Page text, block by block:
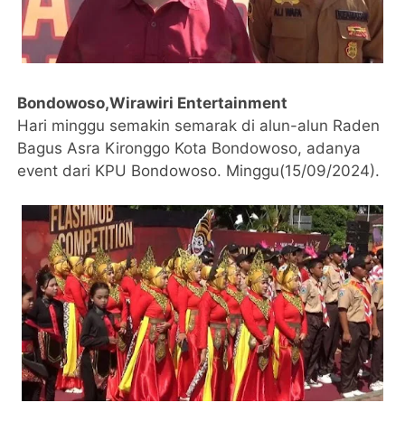
Bondowoso,Wirawiri Entertainment
Hari minggu semakin semarak di alun-alun Raden
Bagus Asra Kironggo Kota Bondowoso, adanya
event dari KPU Bondowoso. Minggu(15/09/2024).